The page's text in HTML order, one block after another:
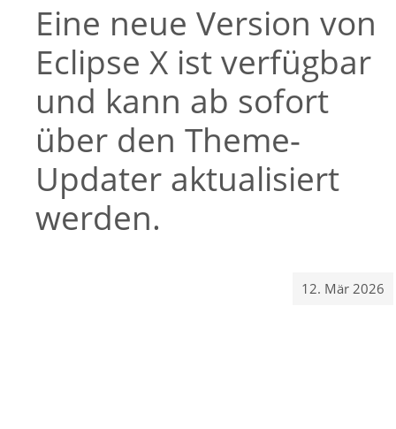
Eine neue Version von
Eclipse X ist verfügbar
und kann ab sofort
über den Theme-
Updater aktualisiert
werden.
12. Mär 2026